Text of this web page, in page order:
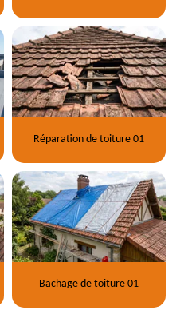
Réparation de toiture 01
Bachage de toiture 01